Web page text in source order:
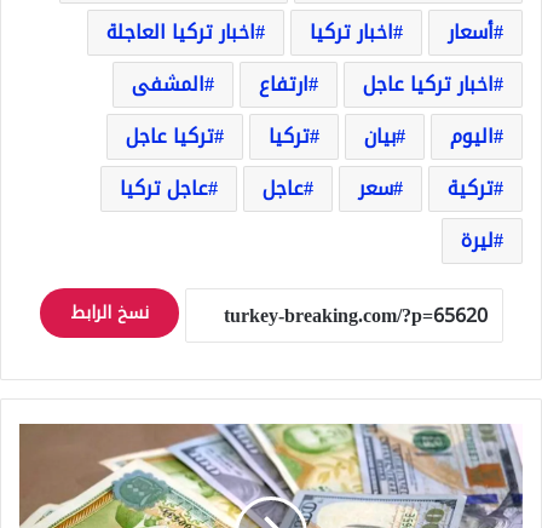
أسعار
اخبار تركيا
اخبار تركيا العاجلة
اخبار تركيا عاجل
ارتفاع
المشفى
اليوم
بيان تركيا
تركيا عاجل
تركية
سعر عاجل
عاجل تركيا
ليرة
نسخ الرابط
الليرة
السورية
تنخفض
مقابل